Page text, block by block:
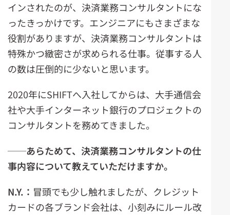
インされたのが、決済業務コンサルタントにな
ったきっかけです。エンジニアにもさまざまな
役割がありますが、決済業務コンサルタントは
特殊かつ緻密さが求められる仕事。従事する人
の数は圧倒的に少ないと思います。
2020年にSHIFTへ入社してからは、大手通信会
社や大手インターネット銀行のプロジェクトの
コンサルタントを務めてきました。
──あらためて、決済業務コンサルタントの仕
事内容について教えていただけますか。
N.Y. ： 冒頭でも少し触れましたが、クレジット
カードの各ブランド会社は、小刻みにルール改